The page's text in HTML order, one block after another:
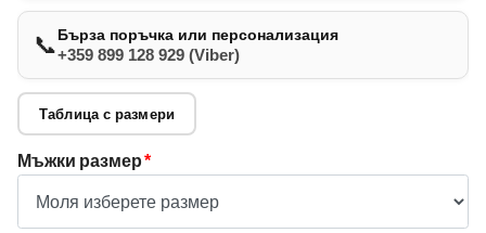
📞Бърза поръчка или персонализация
+359 899 128 929 (Viber)
Таблица с размери
Мъжки размер*